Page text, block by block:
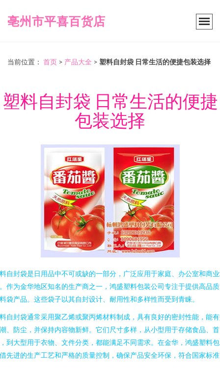
亳州市平喜百货店
当前位置： 首页 > 产品大全 > 塑料自封袋 日常生活的便捷包装选择
塑料自封袋 日常生活的便捷
包装选择
自封袋是日用品中不可或缺的一部分，广泛应用于家庭、办公室和商
作为金华地区知名的生产商之一，鸿盛塑料包装公司专注于提供高品
袋产品。这些袋子以其自封设计、耐用性和多样性而受到青睐。
自封袋通常采用聚乙烯或聚丙烯材料制成，具有良好的密封性能，能
、防尘，并保持内容物新鲜。它们尺寸多样，从小型用于存储食品、首
到大型用于衣物、文件分类，都能满足不同需求。在金华，鸿盛塑料
先进的生产工艺和严格的质量控制，确保产品安全环保，符合国家标